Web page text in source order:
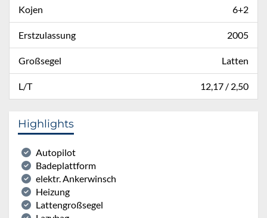
Kojen 6+2
Erstzulassung 2005
Großsegel Latten
L/T 12,17 / 2,50
Highlights
Autopilot
Badeplattform
elektr. Ankerwinsch
Heizung
Lattengroßsegel